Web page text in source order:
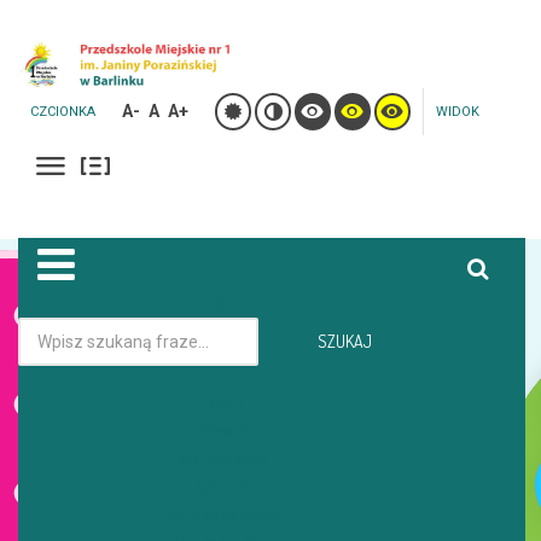
CZCIONKA A- A A+ WIDOK
SZUKAJ
Jesteś tutaj:Strona główna
PASOWANIE W GRUPIE MRÓWECZKI